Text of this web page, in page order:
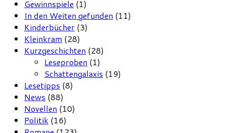
Gewinnspiele (1)
In den Weiten gefunden (11)
Kinderbücher (3)
Kleinkram (28)
Kurzgeschichten (28)
Leseproben (1)
Schattengalaxis (19)
Lesetipps (8)
News (88)
Novellen (10)
Politik (16)